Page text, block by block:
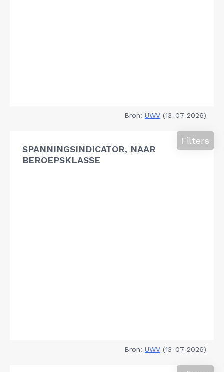
Bron: UWV (13-07-2026)
SPANNINGSINDICATOR, NAAR
BEROEPSKLASSE
Filters
Bron: UWV (13-07-2026)